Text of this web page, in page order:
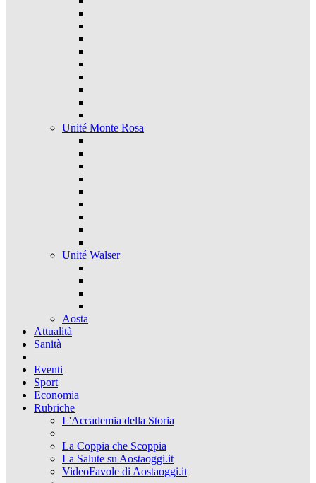
Unité Monte Rosa
Unité Walser
Aosta
Attualità
Sanità
Eventi
Sport
Economia
Rubriche
L'Accademia della Storia
La Coppia che Scoppia
La Salute su Aostaoggi.it
VideoFavole di Aostaoggi.it